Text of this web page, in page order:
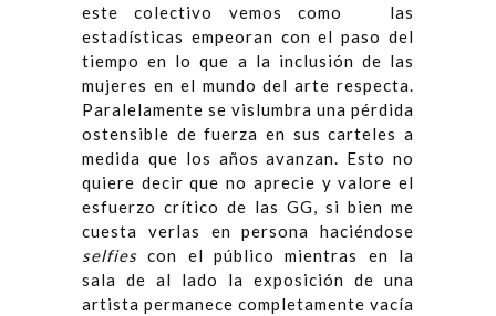
este colectivo vemos como las
estadísticas empeoran con el paso del
tiempo en lo que a la inclusión de las
mujeres en el mundo del arte respecta.
Paralelamente se vislumbra una pérdida
ostensible de fuerza en sus carteles a
medida que los años avanzan. Esto no
quiere decir que no aprecie y valore el
esfuerzo crítico de las GG, si bien me
cuesta verlas en persona haciéndose
selfies con el público mientras en la
sala de al lado la exposición de una
artista permanece completamente vacía